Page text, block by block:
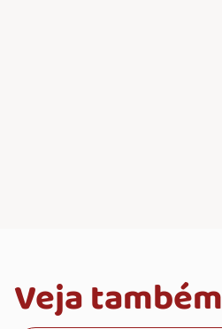
Veja também